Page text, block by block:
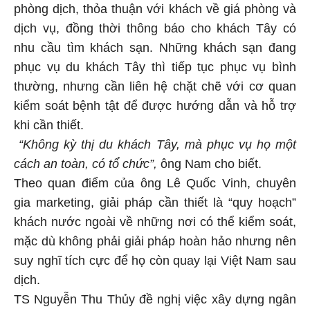
phòng dịch, thỏa thuận với khách về giá phòng và
dịch vụ, đồng thời thông báo cho khách Tây có
nhu cầu tìm khách sạn. Những khách sạn đang
phục vụ du khách Tây thì tiếp tục phục vụ bình
thường, nhưng cần liên hệ chặt chẽ với cơ quan
kiểm soát bệnh tật để được hướng dẫn và hỗ trợ
khi cần thiết.
“Không kỳ thị du khách Tây, mà phục vụ họ một
cách an toàn, có tổ chức”, ông Nam cho biết.
Theo quan điểm của ông Lê Quốc Vinh, chuyên
gia marketing, giải pháp cần thiết là “quy hoạch”
khách nước ngoài về những nơi có thể kiểm soát,
mặc dù không phải giải pháp hoàn hảo nhưng nên
suy nghĩ tích cực để họ còn quay lại Việt Nam sau
dịch.
TS Nguyễn Thu Thủy đề nghị việc xây dựng ngân